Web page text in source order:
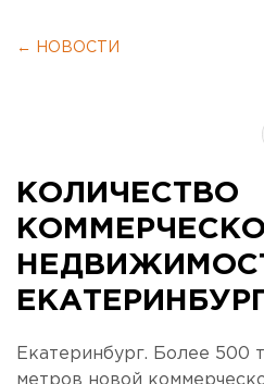
← НОВОСТИ
КОЛИЧЕСТВО
Екатеринбург. Более 500
метров новой